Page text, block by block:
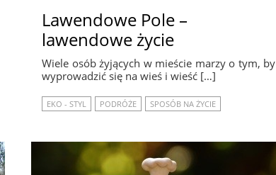
Lawendowe Pole –
lawendowe życie
Wiele osób żyjących w mieście marzy o tym, by
wyprowadzić się na wieś i wieść […]
EKO - STYL PODRÓŻE SPOSÓB NA ŻYCIE